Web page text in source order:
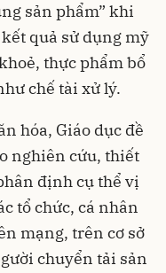
sản phẩm” khi
quả sử dụng mỹ
thực phẩm bổ
chế tài xử lý.
hóa, Giáo dục đề
nghiên cứu, thiết
định cụ thể vị
tổ chức, cá nhân
mạng, trên cơ sở
chuyển tải sản